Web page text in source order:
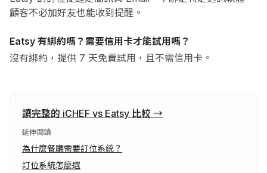
顧客不必加好友也能收到提醒。
Eatsy 有綁約嗎？需要信用卡才能試用嗎？
沒有綁約，提供 7 天免費試用，且不需信用卡。
讀完整的 iCHEF vs Eatsy 比較 →
延伸閱讀
為什麼餐廳需要訂位系統？
訂位系統怎麼選